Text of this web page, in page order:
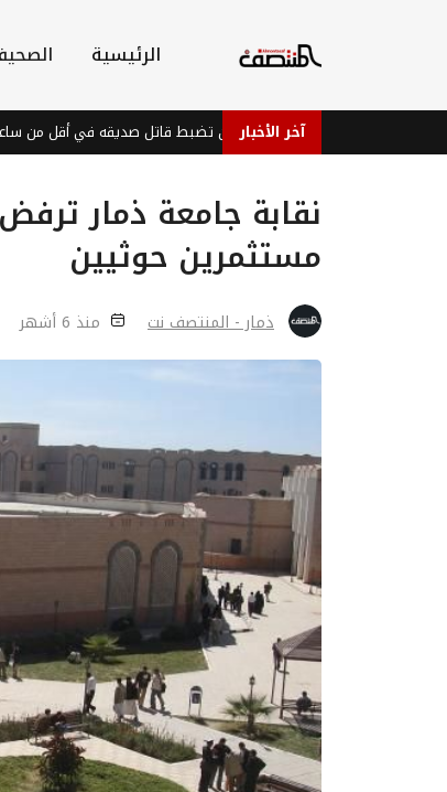
الرئيسية
آخر الأخبار
شرطة عدن تضبط قاتل صديقه في أقل من ساعة
نقابة جامعة ذمار
مستثمرين حوثيين
ذمار - المنتصف نت منذ 6 أشهر